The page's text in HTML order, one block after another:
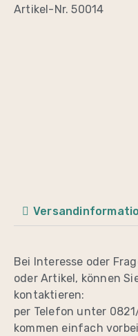
Artikel-Nr. 50014
Bei Interesse oder
oder Artikel, können
kontaktieren:
per Telefon unter
kommen einfach